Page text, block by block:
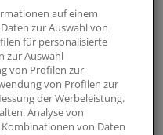
Mit Analysen,
Themen, die die Agenda
auf einem
zur Auswahl von
für personalisierte
zur Auswahl
von Profilen zur
von Profilen zur
der Werbeleistung.
Analyse von
von Daten